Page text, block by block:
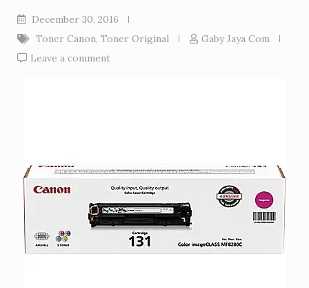
December 30, 2016
Toner Canon, Toner Original
Gaby Jaya Com
Leave a comment